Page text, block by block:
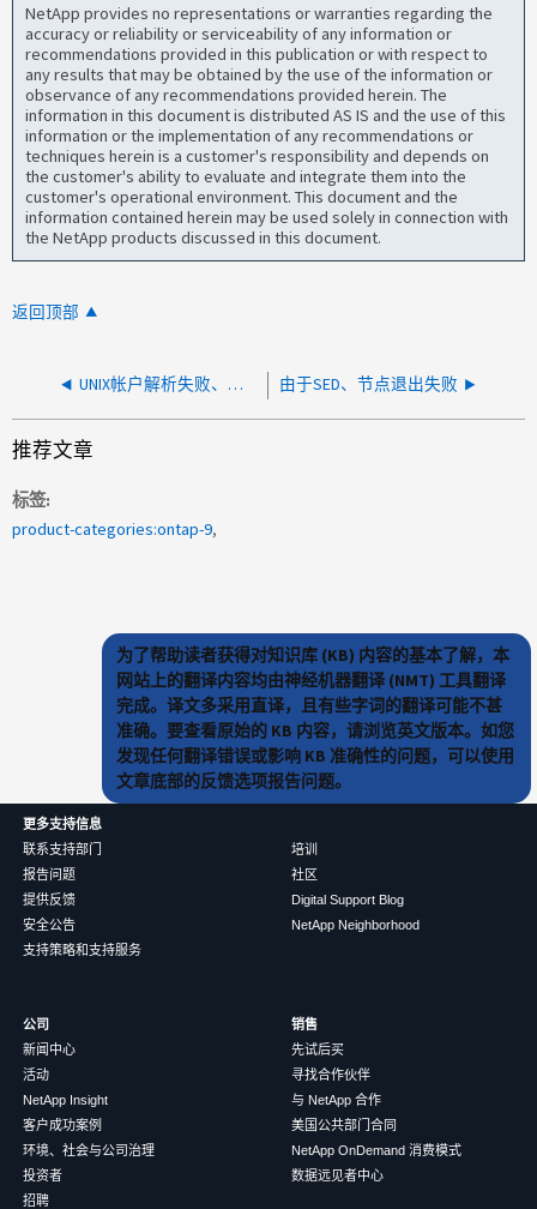
NetApp provides no representations or warranties regarding the
accuracy or reliability or serviceability of any information or
recommendations provided in this publication or with respect to
any results that may be obtained by the use of the information or
observance of any recommendations provided herein. The
information in this document is distributed AS IS and the use of this
information or the implementation of any recommendations or
techniques herein is a customer's responsibility and depends on
the customer's ability to evaluate and integrate them into the
customer's operational environment. This document and the
information contained herein may be used solely in connection with
the NetApp products discussed in this document.
返回顶部
UNIX帐户解析失败、因为MS-LDAP服务器没有Unix帐户信息 由于SED、节点退出失败
推荐文章
标签
product-categories:ontap-9
为了帮助读者获得对知识库 (KB) 内容的基本了解，本
网站上的翻译内容均由神经机器翻译 (NMT) 工具翻译
完成。译文多采用直译，且有些字词的翻译可能不甚
准确。要查看原始的 KB 内容，请浏览英文版本。如您
发现任何翻译错误或影响 KB 准确性的问题，可以使用
文章底部的反馈选项报告问题。
更多支持信息
联系支持部门
报告问题
提供反馈
安全公告
支持策略和支持服务
培训
社区
Digital Support Blog
NetApp Neighborhood
公司
新闻中心
活动
NetApp Insight
客户成功案例
环境、社会与公司治理
投资者
招聘
销售
先试后买
寻找合作伙伴
与 NetApp 合作
美国公共部门合同
NetApp OnDemand 消费模式
数据远见者中心